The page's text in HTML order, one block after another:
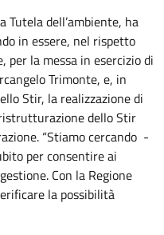
Tutela dell’ambiente, ha
in essere, nel rispetto
per la messa in esercizio di
Trimonte, e, in
Stir, la realizzazione di
dello Stir
“Stiamo cercando -
per consentire ai
Con la Regione
la possibilità